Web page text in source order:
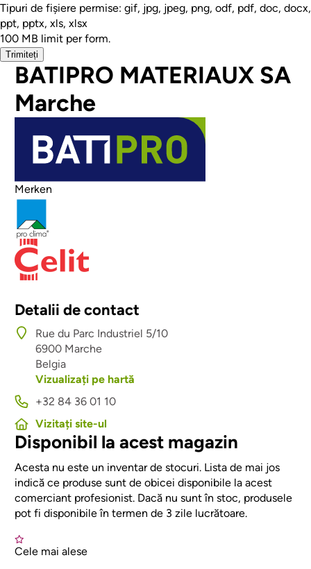
Tipuri de fișiere permise: gif, jpg, jpeg, png, odf, pdf, doc, docx,
ppt, pptx, xls, xlsx
100 MB limit per form.
Trimiteți
BATIPRO MATERIAUX SA
Marche
Merken
Detalii de contact
Rue du Parc Industriel 5/10
6900 Marche
Belgia
Vizualizați pe hartă
+32 84 36 01 10
Vizitați site-ul
Disponibil la acest magazin
Acesta nu este un inventar de stocuri. Lista de mai jos
indică ce produse sunt de obicei disponibile la acest
comerciant profesionist. Dacă nu sunt în stoc, produsele
pot fi disponibile în termen de 3 zile lucrătoare.
Cele mai alese